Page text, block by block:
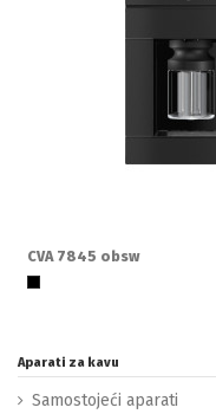
CVA 7845 obsw
Aparati za kavu
Samostojeći aparati